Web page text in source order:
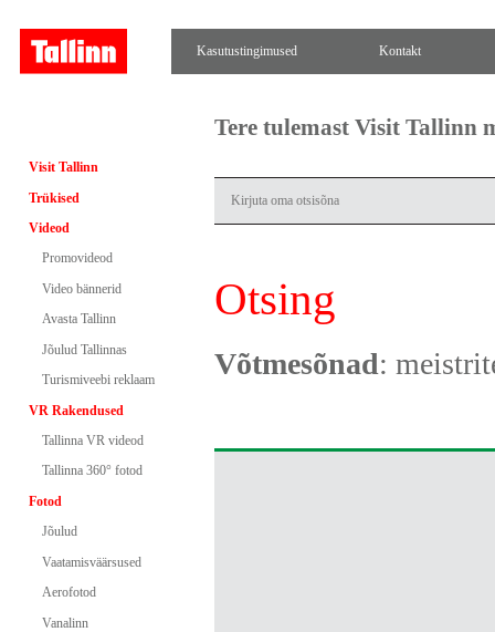
Kasutustingimused Kontakt
Visit Tallinn
Trükised
Videod
Promovideod
Video bännerid
Avasta Tallinn
Jõulud Tallinnas
Turismiveebi reklaam
VR Rakendused
Tallinna VR videod
Tallinna 360° fotod
Fotod
Jõulud
Vaatamisväärsused
Aerofotod
Vanalinn
Tere tulemast Visit Tallinn
Otsing
Võtmesõnad: